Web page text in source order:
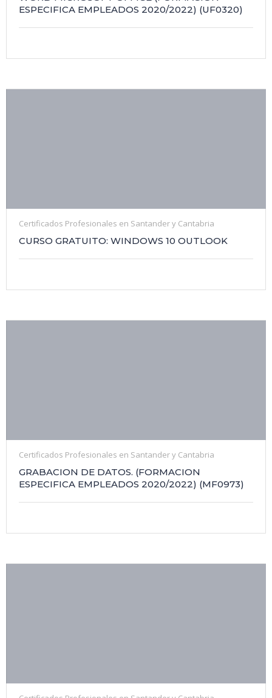
ESPECIFICA EMPLEADOS 2020/2022) (UF0320)
Certificados Profesionales en Santander y Cantabria
CURSO GRATUITO: WINDOWS 10 OUTLOOK
Certificados Profesionales en Santander y Cantabria
GRABACION DE DATOS. (FORMACION
ESPECIFICA EMPLEADOS 2020/2022) (MF0973)